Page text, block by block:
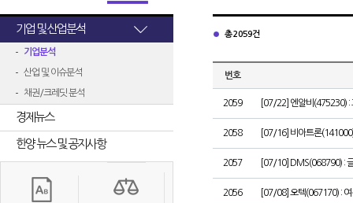
기업 및 산업분석
기업분석
산업 및 이슈분석
채권/크레딧 분석
경제뉴스
한양 뉴스 및 공지사항
총 2059건
번호
2059 [07/22] 엔알비(475230) :
2058 [07/16] 비아트론
2057 [07/10] DMS(068790) :
2056 [07/08] 오텍(067170) :